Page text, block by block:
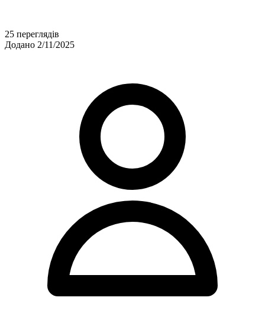
25 переглядів
Додано 2/11/2025